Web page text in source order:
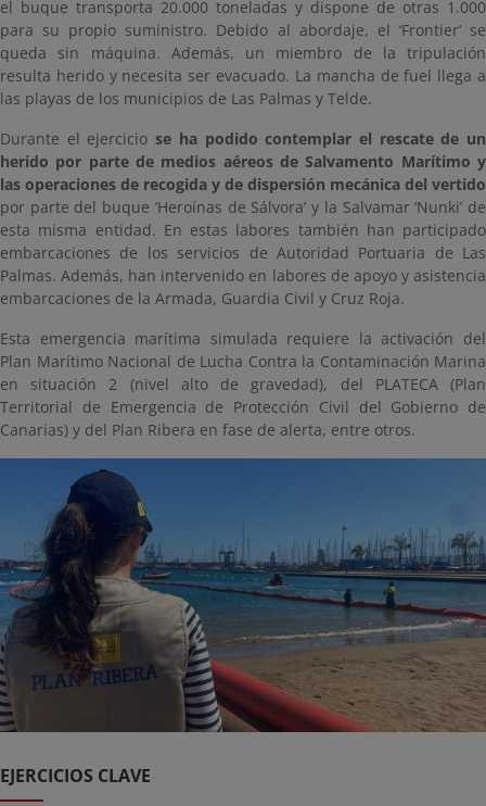
el buque transporta 20.000 toneladas y dispone de otras 1.000
para su propio suministro. Debido al abordaje, el ‘Frontier’ se
queda sin máquina. Además, un miembro de la tripulación
resulta herido y necesita ser evacuado. La mancha de fuel llega a
las playas de los municipios de Las Palmas y Telde.
Durante el ejerciciose ha podido contemplar el rescate de un
herido por parte de medios aéreos de Salvamento Marítimo y
las operaciones de recogida y de dispersión mecánica del vertido
por parte del buque ‘Heroínas de Sálvora’ y la Salvamar ‘Nunki’ de
esta misma entidad. En estas labores también han participado
embarcaciones de los servicios de Autoridad Portuaria de Las
Palmas. Además, han intervenido en labores de apoyo y asistencia
embarcaciones de la Armada, Guardia Civil y Cruz Roja.
Esta emergencia marítima simulada requiere la activación del
Plan Marítimo Nacional de Lucha Contra la Contaminación Marina
en situación 2 (nivel alto de gravedad), del PLATECA (Plan
Territorial de Emergencia de Protección Civil del Gobierno de
Canarias) y del Plan Ribera en fase de alerta, entre otros.
EJERCICIOS CLAVE